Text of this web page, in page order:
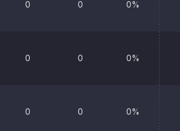
0 0 0%
0 0 0%
0 0 0%